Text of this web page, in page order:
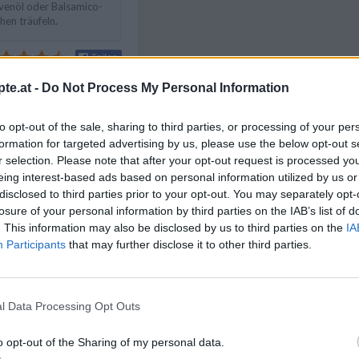
- Do Not Process My Personal Information
opt-out of the sale, sharing to third parties, or processing of your
for targeted advertising by us, please use the below opt-out
selection. Please note that after your opt-out request is processed
interest-based ads based on personal information utilized by us
to third parties prior to your opt-out. You may separately
of your personal information by third parties on the IAB’s list of
This information may also be disclosed by us to third parties on the
Participants that may further disclose it to other third parties.
Data Processing Opt Outs
opt-out of the Sharing of my personal data.
oder Balsamico-
träufeln.
/
Rezepte
/
Rezepte/
Rezepte
/
/Single Rezepte/
Rezepte/
Artikelempfehlung